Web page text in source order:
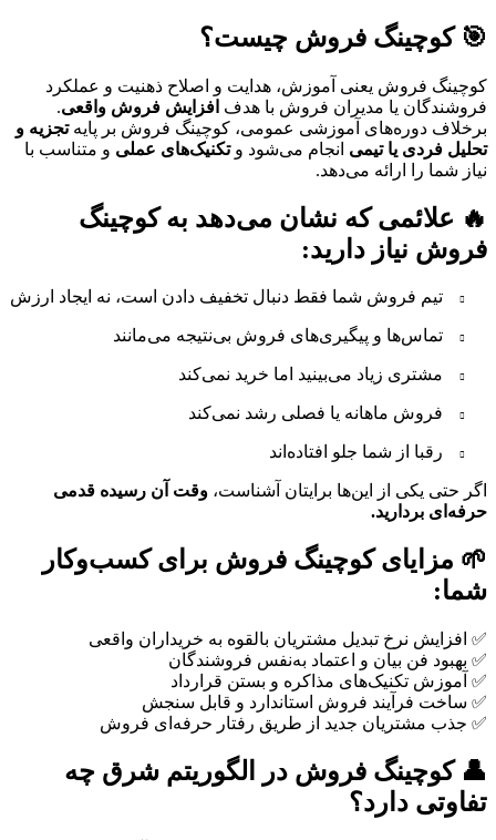
🎯 کوچینگ فروش چیست؟
کوچینگ فروش یعنی آموزش، هدایت و اصلاح ذهنیت و عملکرد
فروشندگان یا مدیران فروش با هدف افزایش فروش واقعی.
برخلاف دوره‌های آموزشی عمومی، کوچینگ فروش بر پایهتجزیه و
تحلیل فردی یا تیمی انجام می‌شود وتکنیک‌های عملی و متناسب با
نیاز شما را ارائه می‌دهد.
🔥 علائمی که نشان می‌دهد به کوچینگ
فروش نیاز دارید:
تیم فروش شما فقط دنبال تخفیف دادن است، نه ایجاد ارزش
تماس‌ها و پیگیری‌های فروش بی‌نتیجه می‌مانند
مشتری زیاد می‌بینید اما خرید نمی‌کند
فروش ماهانه یا فصلی رشد نمی‌کند
رقبا از شما جلو افتاده‌اند
اگر حتی یکی از این‌ها برایتان آشناست، وقت آن رسیده قدمی
حرفه‌ای بردارید.
🌱 مزایای کوچینگ فروش برای کسب‌وکار
شما:
✅ افزایش نرخ تبدیل مشتریان بالقوه به خریداران واقعی
✅ بهبود فن بیان و اعتماد به‌نفس فروشندگان
✅ آموزش تکنیک‌های مذاکره و بستن قرارداد
✅ ساخت فرآیند فروش استاندارد و قابل سنجش
✅ جذب مشتریان جدید از طریق رفتار حرفه‌ای فروش
👤 کوچینگ فروش در الگوریتم شرق چه
تفاوتی دارد؟